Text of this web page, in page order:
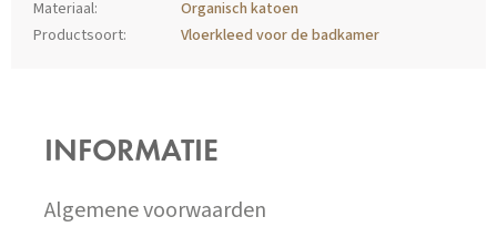
Materiaal:
Organisch katoen
Productsoort:
Vloerkleed voor de badkamer
INFORMATIE
Algemene voorwaarden